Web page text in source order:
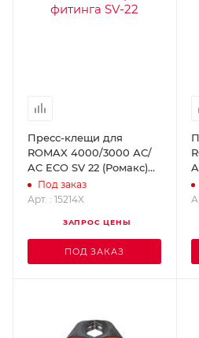
Пресс-клещи для
ROMAX 4000/3000 АС/
AC ECO SV 22 (Ромакс)
ROTHENBERGER 15214X
Под заказ
Арт. : 15214X
ЗАПРОС ЦЕНЫ
ПОД ЗАКАЗ